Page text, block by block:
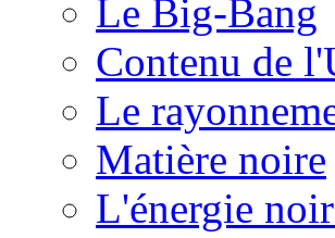
Le Big-Bang
Contenu de
Le
Matière noire
L'énergie